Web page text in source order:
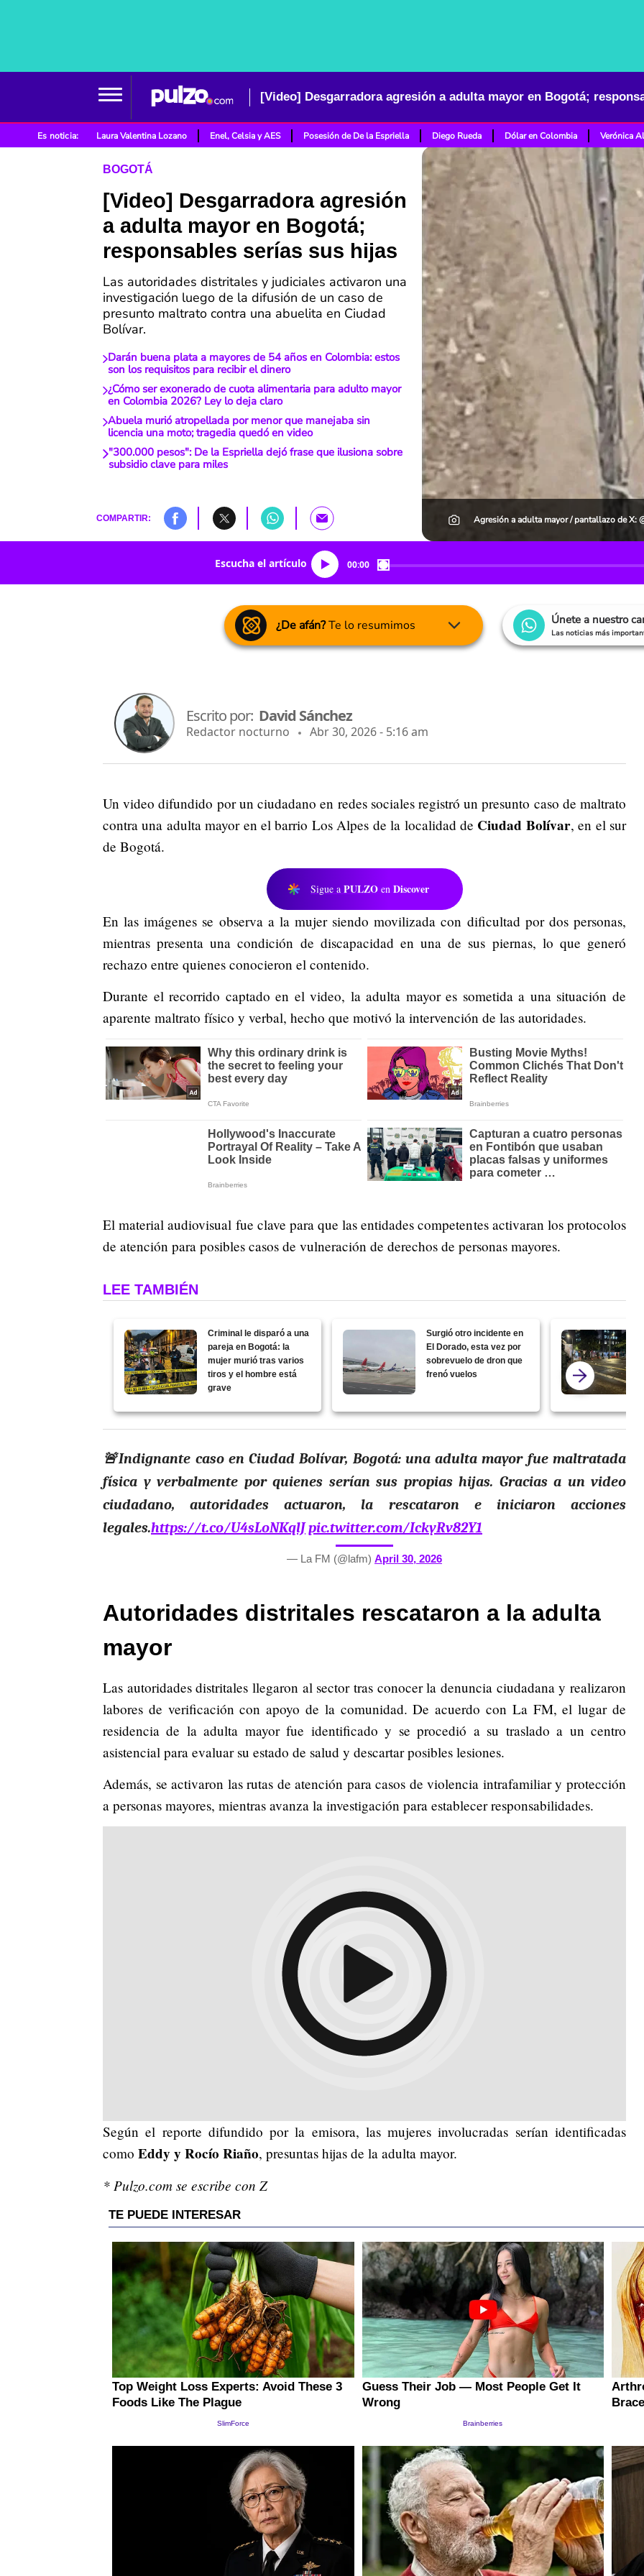
Es noticia: Laura Valentina Lozano Enel, Celsia y AES Posesión de De la Espriella Diego Rueda Dólar en Colombia Verónica
BOGOTÁ
[Video] Desgarradora agresión
a adulta mayor en Bogotá;
responsables serías sus hijas
Las autoridades distritales y judiciales activaron una
investigación luego de la difusión de un caso de
presunto maltrato contra una abuelita en Ciudad
Bolívar.
Darán buena plata a mayores de 54 años en Colombia: estos
son los requisitos para recibir el dinero
¿Cómo ser exonerado de cuota alimentaria para adulto mayor
en Colombia 2026? Ley lo deja claro
Abuela murió atropellada por menor que manejaba sin
licencia una moto; tragedia quedó en video
"300.000 pesos": De la Espriella dejó frase que ilusiona sobre
subsidio clave para miles
COMPARTIR: Agresión a adulta mayor / pantallazo de X:
Escucha el artículo 00:00
¿De afán?Te lo resumimos Únete a nuestro
Las noticias más
Escrito por: David Sánchez
Redactor nocturno Abr 30, 2026 - 5:16 am
Un video difundido por un ciudadano en redes sociales registró un presunto caso de maltrato
contra una adulta mayor en el barrio Los Alpes de la localidad de Ciudad Bolívar, en el sur
de Bogotá.
Sigue a PULZO en Discover
En las imágenes se observa a la mujer siendo movilizada con dificultad por dos personas,
mientras presenta una condición de discapacidad en una de sus piernas, lo que generó
rechazo entre quienes conocieron el contenido.
Durante el recorrido captado en el video, la adulta mayor es sometida a una situación de
aparente maltrato físico y verbal, hecho que motivó la intervención de las autoridades.
El material audiovisual fue clave para que las entidades competentes activaran los protocolos
de atención para posibles casos de vulneración de derechos de personas mayores.
LEE TAMBIÉN
Criminal le disparó a una
pareja en Bogotá: la
mujer murió tras varios
tiros y el hombre está
grave
Surgió otro incidente en
El Dorado, esta vez por
sobrevuelo de dron que
frenó vuelos
🚨Indignante caso en Ciudad Bolívar, Bogotá: una adulta mayor fue maltratada
física y verbalmente por quienes serían sus propias hijas. Gracias a un video
ciudadano, autoridades actuaron, la rescataron e iniciaron acciones
legales.https://t.co/U4sLoNKqlJpic.twitter.com/IckyRv82Y1
— La FM (@lafm) April 30, 2026
Autoridades distritales rescataron a la adulta
mayor
Las autoridades distritales llegaron al sector tras conocer la denuncia ciudadana y realizaron
labores de verificación con apoyo de la comunidad. De acuerdo con La FM, el lugar de
residencia de la adulta mayor fue identificado y se procedió a su traslado a un centro
asistencial para evaluar su estado de salud y descartar posibles lesiones.
Además, se activaron las rutas de atención para casos de violencia intrafamiliar y protección
a personas mayores, mientras avanza la investigación para establecer responsabilidades.
Según el reporte difundido por la emisora, las mujeres involucradas serían identificadas
como Eddy y Rocío Riaño, presuntas hijas de la adulta mayor.
* Pulzo.com se escribe con Z